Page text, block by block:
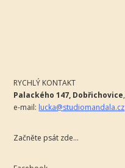
RYCHLÝ KONTAKT
Palackého 147, Dobřichovice,
e-mail: lucka@studiomandala.cz
Začněte psát zde...